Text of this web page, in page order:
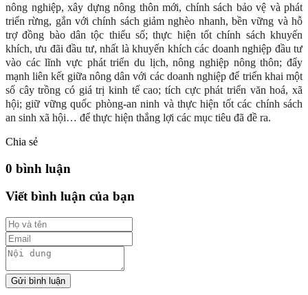
nông nghiệp, xây dựng nông thôn mới, chính sách bảo vệ và phát
triển rừng, gắn với chính sách giảm nghèo nhanh, bền vững và hỗ
trợ đồng bào dân tộc thiểu số; thực hiện tốt chính sách khuyến
khích, ưu đãi đầu tư, nhất là khuyến khích các doanh nghiệp đầu tư
vào các lĩnh vực phát triển du lịch, nông nghiệp nông thôn; đẩy
mạnh liên kết giữa nông dân với các doanh nghiệp để triển khai một
số cây trồng có giá trị kinh tế cao; tích cực phát triển văn hoá, xã
hội; giữ vững quốc phòng-an ninh và thực hiện tốt các chính sách
an sinh xã hội… để thực hiện thắng lợi các mục tiêu đã đề ra.
Chia sẻ
0 bình luận
Viết bình luận của bạn
Gửi bình luận